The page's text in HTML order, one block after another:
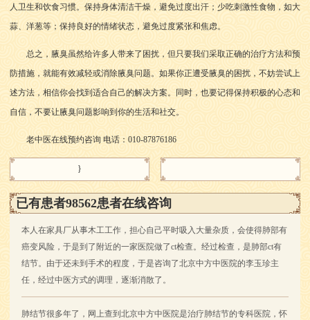
人卫生和饮食习惯。保持身体清洁干燥，避免过度出汗；少吃刺激性食物，如大
蒜、洋葱等；保持良好的情绪状态，避免过度紧张和焦虑。
总之，腋臭虽然给许多人带来了困扰，但只要我们采取正确的治疗方法和预
防措施，就能有效减轻或消除腋臭问题。如果你正遭受腋臭的困扰，不妨尝试上
述方法，相信你会找到适合自己的解决方案。同时，也要记得保持积极的心态和
自信，不要让腋臭问题影响到你的生活和社交。
老中医在线预约咨询 电话：010-87876186
}
已有患者98562患者在线咨询
本人在家具厂从事木工工作，担心自己平时吸入大量杂质，会使得肺部有
癌变风险，于是到了附近的一家医院做了ct检查。经过检查，是肺部ct有
结节。由于还未到手术的程度，于是咨询了北京中方中医院的李玉珍主
任，经过中医方式的调理，逐渐消散了。
肺结节很多年了，网上查到北京中方中医院是治疗肺结节的专科医院，怀